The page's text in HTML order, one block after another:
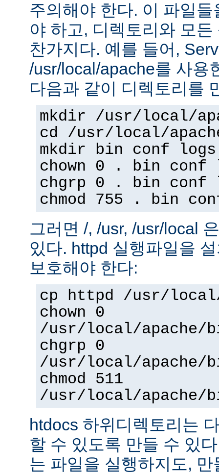
주의해야 한다. 이 파일
야 하고, 디렉토리와 모
찬가지다. 예를 들어,
/usr/local/apache를 사용
다음과 같이 디렉토리를
mkdir /usr/local/
cd /usr/local/
mkdir bin conf logs
chown 0 . bin conf
chgrp 0 . bin conf
chmod 755 . bin
그러면 /, /usr, /usr/local
있다. httpd 실행파일을
보호해야 한다:
cp httpd /usr/
chown 0
/usr/local/apache/
chgrp 0
/usr/local/apache/
chmod 511
/usr/local/apache/
htdocs 하위디렉토리는
할 수 있도록 만들 수 있
는 파일을 실행하지도,